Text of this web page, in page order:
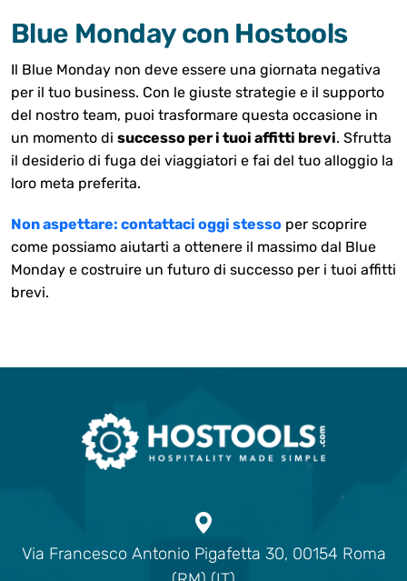
Blue Monday con Hostools
Il Blue Monday non deve essere una giornata negativa
per il tuo business. Con le giuste strategie e il supporto
del nostro team, puoi trasformare questa occasione in
un momento di successo per i tuoi affitti brevi. Sfrutta
il desiderio di fuga dei viaggiatori e fai del tuo alloggio la
loro meta preferita.
Non aspettare: contattaci oggi stesso per scoprire
come possiamo aiutarti a ottenere il massimo dal Blue
Monday e costruire un futuro di successo per i tuoi affitti
brevi.
Via Francesco Antonio Pigafetta 30, 00154 Roma